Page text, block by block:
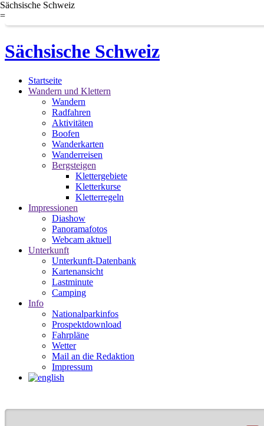
Sächsische Schweiz
=
Sächsische Schweiz
Startseite
Wandern und Klettern
Wandern
Radfahren
Aktivitäten
Boofen
Wanderkarten
Wanderreisen
Bergsteigen
Klettergebiete
Kletterkurse
Kletterregeln
Impressionen
Diashow
Panoramafotos
Webcam aktuell
Unterkunft
Unterkunft-Datenbank
Kartenansicht
Lastminute
Camping
Info
Nationalparkinfos
Prospektdownload
Fahrpläne
Wetter
Mail an die Redaktion
Impressum